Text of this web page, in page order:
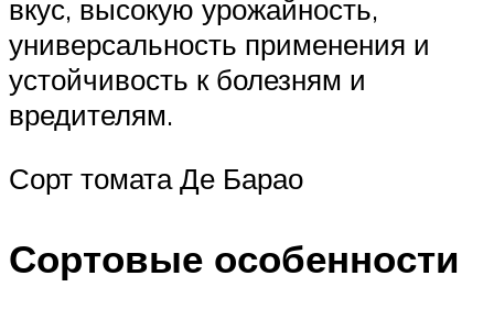
вкус, высокую урожайность,
универсальность применения и
устойчивость к болезням и
вредителям.
Сорт томата Де Барао
Сортовые особенности